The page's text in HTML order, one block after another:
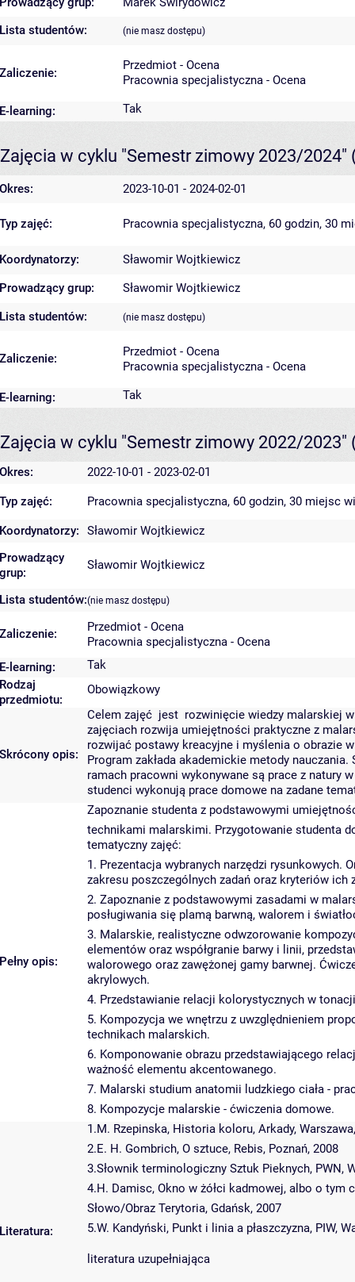
Lista studentów:
(nie masz dostępu)
Zaliczenie:
Przedmiot - Ocena
Pracownia specjalistyczna - Ocena
E-learning: Tak
Zajęcia w cyklu "Semestr zimowy 2023/2024"
Okres: 2023-10-01 - 2024-02-01
Typ zajęć: Pracownia specjalistyczna, 60 godzin, 30
Koordynatorzy:
Sławomir Wojtkiewicz
Prowadzący grup:
Sławomir Wojtkiewicz
Lista studentów:
(nie masz dostępu)
Zaliczenie:
Przedmiot - Ocena
Pracownia specjalistyczna - Ocena
E-learning: Tak
Zajęcia w cyklu "Semestr zimowy 2022/2023"
Okres: 2022-10-01 - 2023-02-01
Typ zajęć: Pracownia specjalistyczna, 60 godzin, 30 miejsc
Koordynatorzy:
Sławomir Wojtkiewicz
Prowadzący
grup:
Sławomir Wojtkiewicz
Lista studentów:(nie masz dostępu)
Zaliczenie:
Przedmiot - Ocena
Pracownia specjalistyczna - Ocena
E-learning:
Tak
Rodzaj
przedmiotu:
Obowiązkowy
Skrócony opis:
Celem zajęć jest rozwinięcie wiedzy malarskiej
zajęciach rozwija umiejętności praktyczne z
rozwijać postawy kreacyjne i myślenia o obrazie
Program zakłada akademickie metody
ramach pracowni wykonywane są prace z natury
studenci wykonują prace domowe na zadane
Pełny opis:
Zapoznanie studenta z podstawowymi
technikami malarskimi. Przygotowanie studenta
tematyczny zajęć:
1. Prezentacja wybranych narzędzi
zakresu poszczególnych zadań oraz kryteriów ich
2. Zapoznanie z podstawowymi zasadami w
posługiwania się plamą barwną, walorem i
3. Malarskie, realistyczne odwzorowanie
elementów oraz współgranie barwy i linii,
walorowego oraz zawężonej gamy barwnej.
akrylowych.
4. Przedstawianie relacji kolorystycznych w
5. Kompozycja we wnętrzu z uwzględnieniem
technikach malarskich.
6. Komponowanie obrazu przedstawiającego
ważność elementu akcentowanego.
7. Malarski studium anatomii ludzkiego ciała -
8. Kompozycje malarskie - ćwiczenia domowe.
Literatura:
1.M. Rzepinska, Historia koloru, Arkady,
2.E. H. Gombrich, O sztuce, Rebis, Poznań, 2008
3.Słownik terminologiczny Sztuk Pieknych, PWN,
4.H. Damisc, Okno w żółci kadmowej, albo o tym
Słowo/Obraz Terytoria, Gdańsk, 2007
5.W. Kandyński, Punkt i linia a płaszczyzna, PIW,
literatura uzupełniająca